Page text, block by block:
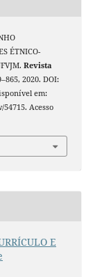
ÉTNICO-
Revista
2020. DOI:
em:
Acesso
E